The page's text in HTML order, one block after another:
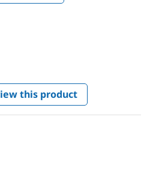
this product